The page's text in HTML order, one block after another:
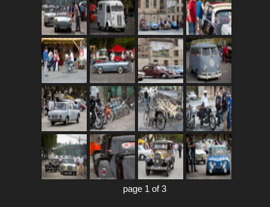
page 1 of 3